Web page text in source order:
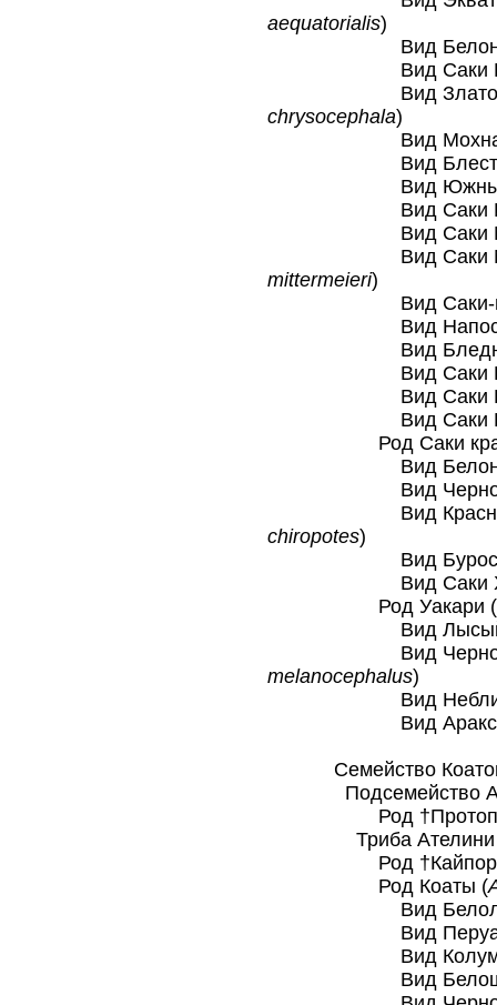
aequatorialis)
Вид
Вид Саки
Вид
chrysocephala)
Вид
Вид
Вид Южный
Вид Саки
Вид Саки
Вид Саки
mittermeieri)
Вид Саки-монах
Вид Напоский
Вид Бледный
Вид Саки
Вид Саки
Вид Саки
Род Саки
Вид
Вид
Вид
chiropotes)
Вид
Вид Саки
Род Уакари (
Вид Лысый
Вид
melanocephalus)
Вид
Вид Аракский
Семейство
Подсемейство
Род
Триба Ателини
Род
Род Коаты (
Вид
Вид
Вид
Вид